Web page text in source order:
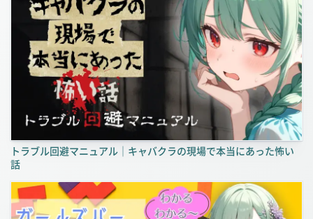
トラブル回避マニュアル｜キャバクラの現場で本当にあった怖い
話